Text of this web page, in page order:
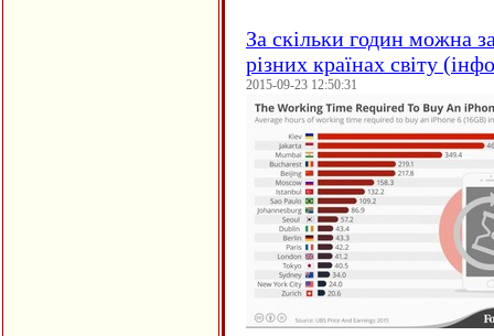
За скільки годин можна
різних країнах світу
2015-09-23 12:50:31